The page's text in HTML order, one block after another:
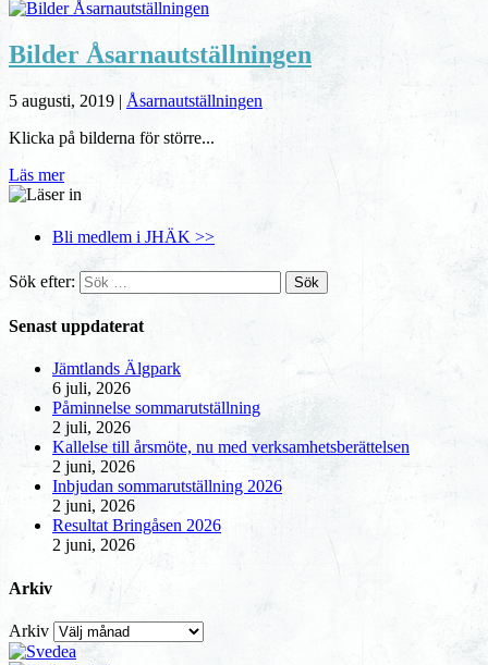
Bilder Åsarnautställningen
5 augusti, 2019 | Åsarnautställningen
Klicka på bilderna för större...
Läs mer
Bli medlem i JHÄK >>
Sök efter:
Senast uppdaterat
Jämtlands Älgpark
6 juli, 2026
Påminnelse sommarutställning
2 juli, 2026
Kallelse till årsmöte, nu med verksamhetsberättelsen
2 juni, 2026
Inbjudan sommarutställning 2026
2 juni, 2026
Resultat Bringåsen 2026
2 juni, 2026
Arkiv
Arkiv